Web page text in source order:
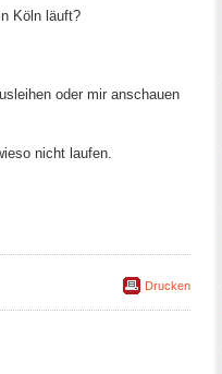
Köln läuft?
oder mir anschauen
nicht laufen.
Drucken